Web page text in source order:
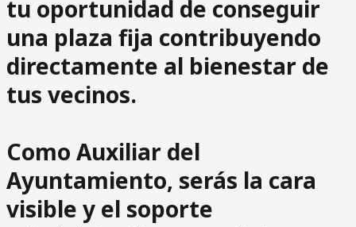
tu oportunidad de conseguir
una plaza fija contribuyendo
directamente al bienestar de
tus vecinos.
Como Auxiliar del
Ayuntamiento, serás la cara
visible y el soporte